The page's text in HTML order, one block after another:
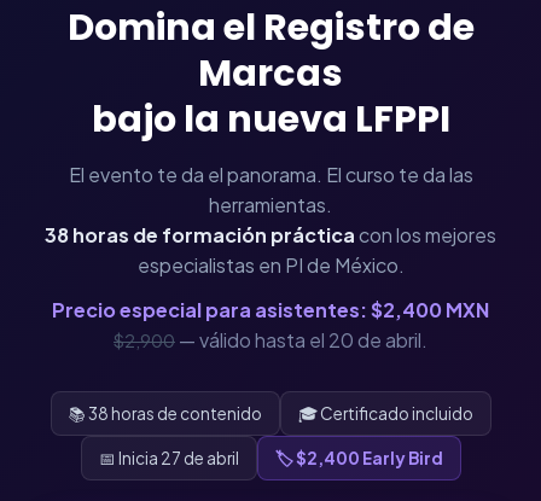
Domina el Registro de
Marcas
bajo la nueva LFPPI
El evento te da el panorama. El curso te da las
herramientas.
38 horas de formación prácticacon los mejores
especialistas en PI de México.
Precio especial para asistentes: $2,400 MXN
$2,900 — válido hasta el 20 de abril.
📚 38 horas de contenido 🎓 Certificado incluido
📅 Inicia 27 de abril 🏷️ $2,400 Early Bird